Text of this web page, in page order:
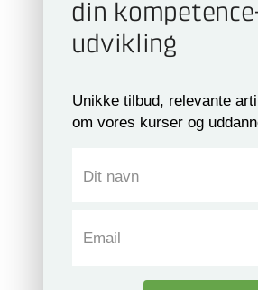
din
udvikling
Unikke tilbud, relevante
om vores kurser og
Dit navn
Email